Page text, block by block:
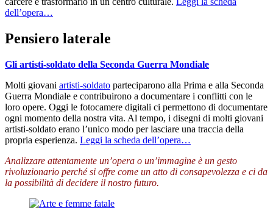
dell’opera…
Pensiero laterale
Gli artisti-soldato della Seconda Guerra Mondiale
Molti giovani artisti-soldato parteciparono alla Prima e alla Seconda
Guerra Mondiale e contribuirono a documentare i conflitti con le
loro opere. Oggi le fotocamere digitali ci permettono di documentare
ogni momento della nostra vita. Al tempo, i disegni di molti giovani
artisti-soldato erano l’unico modo per lasciare una traccia della
propria esperienza. Leggi la scheda dell’opera…
Analizzare attentamente un’opera o un’immagine è un gesto
rivoluzionario perché si offre come un atto di consapevolezza e ci da
la possibilità di decidere il nostro futuro.